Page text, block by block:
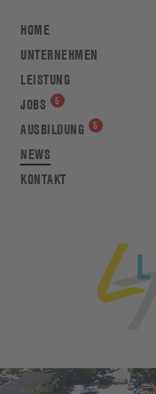
HOME
UNTERNEHMEN
LEISTUNG
JOBS
AUSBILDUNG
NEWS
KONTAKT